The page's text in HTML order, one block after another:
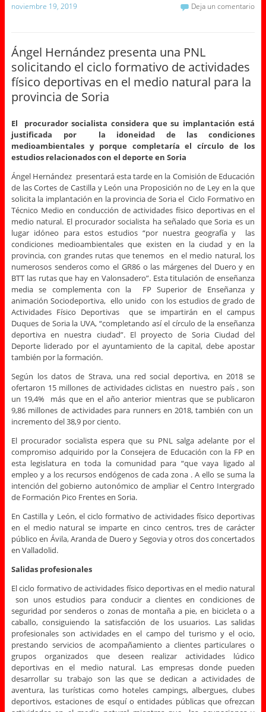
noviembre 19, 2019 Deja un comentario
Ángel Hernández presenta una PNL
solicitando el ciclo formativo de actividades
físico deportivas en el medio natural para la
provincia de Soria
El procurador socialista considera que su implantación está
justificada por la idoneidad de las condiciones
medioambientales y porque completaría el círculo de los
estudios relacionados con el deporte en Soria
Ángel Hernández presentará esta tarde en la Comisión de Educación
de las Cortes de Castilla y León una Proposición no de Ley en la que
solicita la implantación en la provincia de Soria el Ciclo Formativo en
Técnico Medio en conducción de actividades físico deportivas en el
medio natural. El procurador socialista ha señalado que Soria es un
lugar idóneo para estos estudios “por nuestra geografía y las
condiciones medioambientales que existen en la ciudad y en la
provincia, con grandes rutas que tenemos en el medio natural, los
numerosos senderos como el GR86 o las márgenes del Duero y en
BTT las rutas que hay en Valonsadero”. Esta titulación de enseñanza
media se complementa con la FP Superior de Enseñanza y
animación Sociodeportiva, ello unido con los estudios de grado de
Actividades Físico Deportivas que se impartirán en el campus
Duques de Soria la UVA, “completando así el círculo de la enseñanza
deportiva en nuestra ciudad”. El proyecto de Soria Ciudad del
Deporte liderado por el ayuntamiento de la capital, debe apostar
también por la formación.
Según los datos de Strava, una red social deportiva, en 2018 se
ofertaron 15 millones de actividades ciclistas en nuestro país , son
un 19,4% más que en el año anterior mientras que se publicaron
9,86 millones de actividades para runners en 2018, también con un
incremento del 38,9 por ciento.
El procurador socialista espera que su PNL salga adelante por el
compromiso adquirido por la Consejera de Educación con la FP en
esta legislatura en toda la comunidad para “que vaya ligado al
empleo y a los recursos endógenos de cada zona . A ello se suma la
intención del gobierno autonómico de ampliar el Centro Intergrado
de Formación Pico Frentes en Soria.
En Castilla y León, el ciclo formativo de actividades físico deportivas
en el medio natural se imparte en cinco centros, tres de carácter
público en Ávila, Aranda de Duero y Segovia y otros dos concertados
en Valladolid.
Salidas profesionales
El ciclo formativo de actividades físico deportivas en el medio natural
son unos estudios para conducir a clientes en condiciones de
seguridad por senderos o zonas de montaña a pie, en bicicleta o a
caballo, consiguiendo la satisfacción de los usuarios. Las salidas
profesionales son actividades en el campo del turismo y el ocio,
prestando servicios de acompañamiento a clientes particulares o
grupos organizados que deseen realizar actividades lúdico
deportivas en el medio natural. Las empresas donde pueden
desarrollar su trabajo son las que se dedican a actividades de
aventura, las turísticas como hoteles campings, albergues, clubes
deportivos, estaciones de esquí o entidades públicas que ofrezcan